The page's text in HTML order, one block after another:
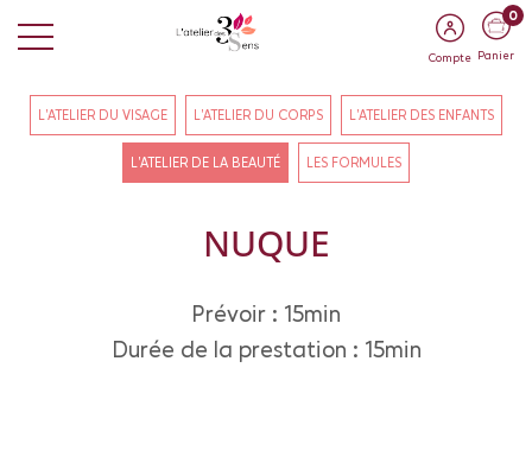
Compte
0
Panier
L'ATELIER DU VISAGE L'ATELIER DU CORPS L'ATELIER DES ENFANTS
L'ATELIER DE LA BEAUTÉ LES FORMULES
NUQUE
Prévoir : 15min
Durée de la prestation : 15min